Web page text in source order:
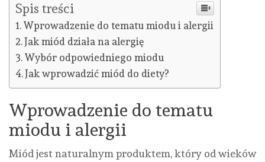
Spis treści
Wprowadzenie do tematu miodu i alergii
Jak miód działa na alergię
Wybór odpowiedniego miodu
Jak wprowadzić miód do diety?
Wprowadzenie do tematu
miodu i alergii
Miód jest naturalnym produktem, który od wieków